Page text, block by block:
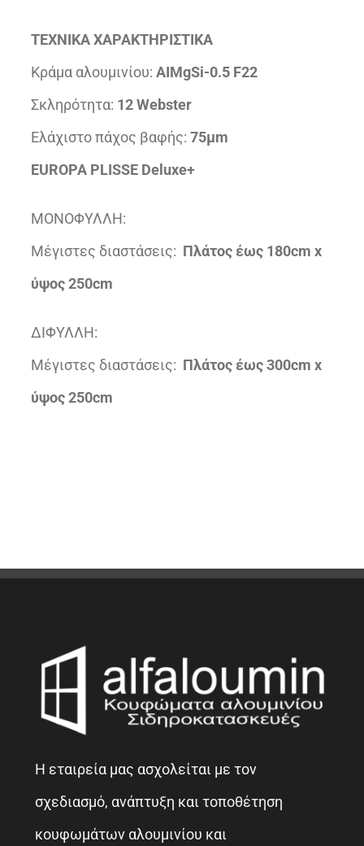
ΤΕΧΝΙΚΑ ΧΑΡΑΚΤΗΡΙΣΤΙΚΑ
Κράμα αλουμινίου: AIMgSi-0.5 F22
Σκληρότητα: 12 Webster
Ελάχιστο πάχος βαφής: 75μm
EUROPA PLISSE Deluxe+
ΜΟΝΟΦΥΛΛΗ:
Μέγιστες διαστάσεις: Πλάτος έως 180cm x
ύψος 250cm
ΔΙΦΥΛΛΗ:
Μέγιστες διαστάσεις: Πλάτος έως 300cm x
ύψος 250cm
Η εταιρεία μας ασχολείται με τον
σχεδιασμό, ανάπτυξη και τοποθέτηση
κουφωμάτων αλουμινίου και